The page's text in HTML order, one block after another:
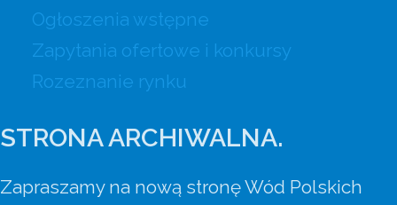
Ogłoszenia wstępne
Zapytania ofertowe i konkursy
Rozeznanie rynku
STRONA ARCHIWALNA.
Zapraszamy na nową stronę Wód Polskich